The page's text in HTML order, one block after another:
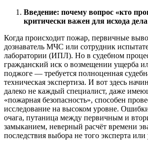
Введение: почему вопрос «кто
критически важен для исхода дела
Когда происходит пожар, первичные
дознаватель МЧС или сотрудник
лаборатории (ИПЛ). Но в судебном
гражданский иск о возмещении ущерба
поджоге — требуется полноценная
техническая экспертиза. И вот здесь
далеко не каждый специалист, даже
«пожарная безопасность», способен
исследование на высоком уровне.
очага, путаница между первичным и
замыканием, неверный расчёт времени
последствия выбора не того эксперта